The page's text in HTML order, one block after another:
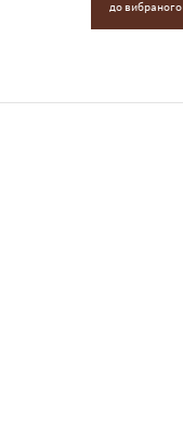
до вибраного